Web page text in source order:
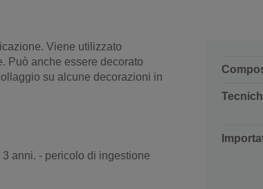
Viene utilizzato
Può anche essere decorato
su alcune decorazioni in
anni. - pericolo di ingestione